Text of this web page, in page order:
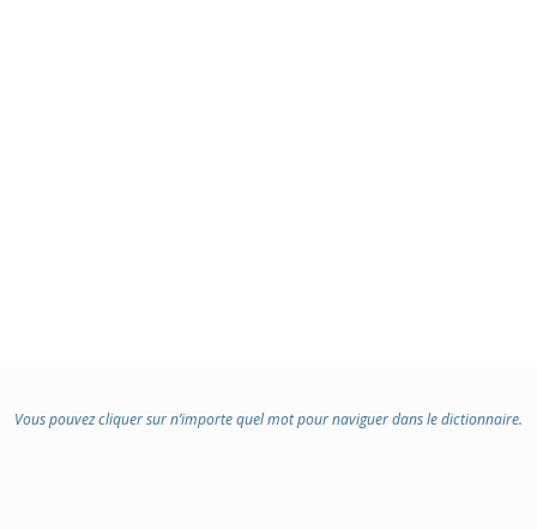
Vous pouvez cliquer sur n’importe quel mot pour naviguer dans le dictionnaire.